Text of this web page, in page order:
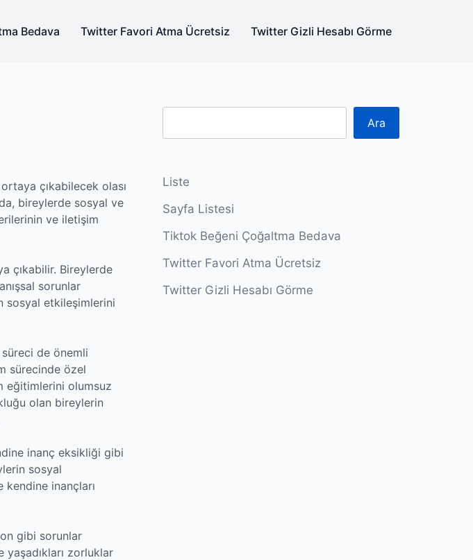
Bedava Twitter Favori Atma Ücretsiz Twitter Gizli Hesabı Görme
çıkabilecek olası
bireylerde sosyal ve
ve iletişim
çıkabilir. Bireylerde
sorunlar
sosyal etkileşimlerini
de önemli
sürecinde özel
eğitimlerini olumsuz
olan bireylerin
inanç eksikliği gibi
sosyal
kendine inançları
gibi sorunlar
zorluklar
Ara
Liste
Sayfa Listesi
Tiktok Beğeni Çoğaltma Bedava
Twitter Favori Atma Ücretsiz
Twitter Gizli Hesabı Görme